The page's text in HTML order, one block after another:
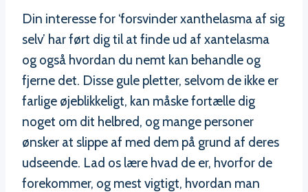
Din interesse for ‘forsvinder xanthelasma af sig
selv’ har ført dig til at finde ud af xantelasma
og også hvordan du nemt kan behandle og
fjerne det. Disse gule pletter, selvom de ikke er
farlige øjeblikkeligt, kan måske fortælle dig
noget om dit helbred, og mange personer
ønsker at slippe af med dem på grund af deres
udseende. Lad os lære hvad de er, hvorfor de
forekommer, og mest vigtigt, hvordan man